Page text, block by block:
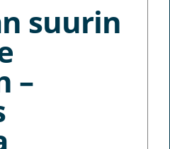
suurin
–